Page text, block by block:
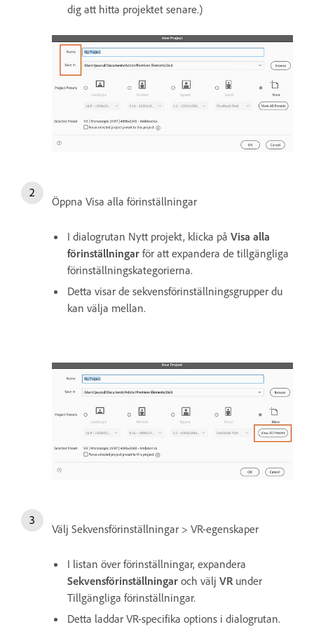
dig att hitta projektet senare.)
Öppna Visa alla förinställningar
I dialogrutan Nytt projekt, klicka på Visa alla
förinställningar för att expandera de tillgängliga
förinställningskategorierna.
Detta visar de sekvensförinställningsgrupper du
kan välja mellan.
Välj Sekvensförinställningar > VR-egenskaper
I listan över förinställningar, expandera
Sekvensförinställningar och välj VR under
Tillgängliga förinställningar.
Detta laddar VR-specifika options i dialogrutan.